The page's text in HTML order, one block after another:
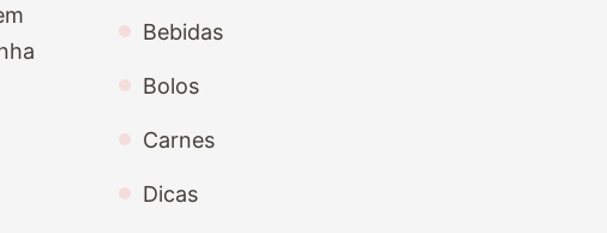
Bebidas
Bolos
Carnes
Dicas